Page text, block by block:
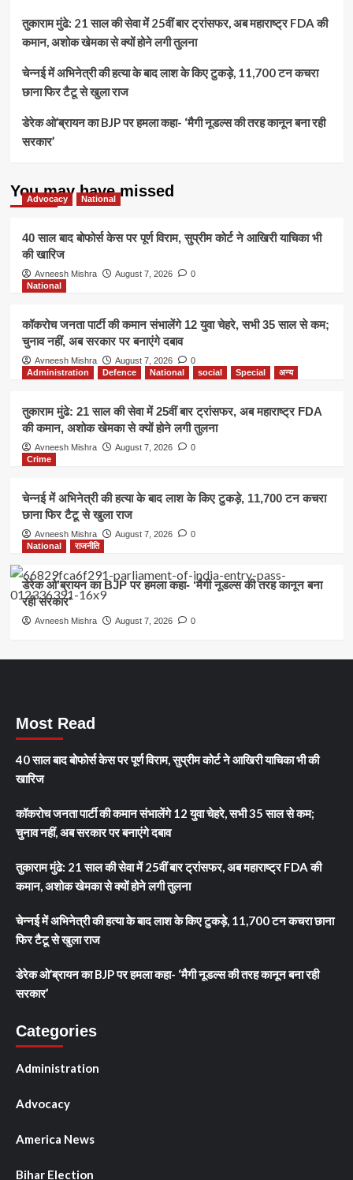
तुकाराम मुंढे: 21 साल की सेवा में 25वीं बार ट्रांसफर, अब महाराष्ट्र FDA की
कमान, अशोक खेमका से क्यों होने लगी तुलना
चेन्नई में अभिनेत्री की हत्या के बाद लाश के किए टुकड़े, 11,700 टन कचरा
छाना फिर टैटू से खुला राज
डेरेक ओ’ब्रायन का BJP पर हमला कहा- ‘मैगी नूडल्स की तरह कानून बना रही
सरकार’
You may have missed
Advocacy National
40 साल बाद बोफोर्स केस पर पूर्ण विराम, सुप्रीम कोर्ट ने आखिरी याचिका भी
की खारिज
Avneesh Mishra August 7, 2026
0
National
कॉकरोच जनता पार्टी की कमान संभालेंगे 12 युवा चेहरे, सभी 35 साल से कम;
चुनाव नहीं, अब सरकार पर बनाएंगे दबाव
Avneesh Mishra August 7, 2026
0
Administration
Defence National social Special अन्य
तुकाराम मुंढे: 21 साल की सेवा में 25वीं बार ट्रांसफर, अब महाराष्ट्र FDA
की कमान, अशोक खेमका से क्यों होने लगी तुलना
Avneesh Mishra August 7, 2026
0
Crime
चेन्नई में अभिनेत्री की हत्या के बाद लाश के किए टुकड़े, 11,700 टन कचरा
छाना फिर टैटू से खुला राज
Avneesh Mishra August 7, 2026
0
National
राजनीति
डेरेक ओ’ब्रायन का BJP पर हमला कहा- ‘मैगी नूडल्स की तरह कानून बना
रही सरकार’
Avneesh Mishra August 7, 2026 0
Most Read
40 साल बाद बोफोर्स केस पर पूर्ण विराम, सुप्रीम कोर्ट ने आखिरी याचिका भी की
खारिज
कॉकरोच जनता पार्टी की कमान संभालेंगे 12 युवा चेहरे, सभी 35 साल से कम;
चुनाव नहीं, अब सरकार पर बनाएंगे दबाव
तुकाराम मुंढे: 21 साल की सेवा में 25वीं बार ट्रांसफर, अब महाराष्ट्र FDA की
कमान, अशोक खेमका से क्यों होने लगी तुलना
चेन्नई में अभिनेत्री की हत्या के बाद लाश के किए टुकड़े, 11,700 टन कचरा छाना
फिर टैटू से खुला राज
डेरेक ओ’ब्रायन का BJP पर हमला कहा- ‘मैगी नूडल्स की तरह कानून बना रही
सरकार’
Categories
Administration
Advocacy
America News
Bihar Election